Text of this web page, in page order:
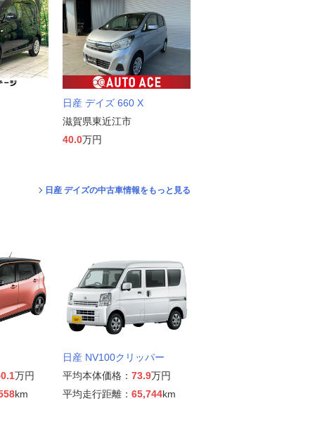
日産 デイズ 660 X
滋賀県東近江市
40.0万円
日産 デイズの中古車情報をもっと見る
万円
km
日産 NV100クリッパー
平均本体価格： 73.9万円
平均走行距離： 65,744km